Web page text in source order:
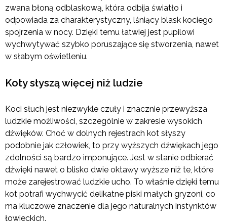
zwana błoną odblaskową, która odbija światło i
odpowiada za charakterystyczny, lśniący blask kociego
spojrzenia w nocy. Dzięki temu łatwiej jest pupilowi
wychwytywać szybko poruszające się stworzenia, nawet
w słabym oświetleniu.
Koty słyszą więcej niż ludzie
Koci słuch jest niezwykle czuły i znacznie przewyższa
ludzkie możliwości, szczególnie w zakresie wysokich
dźwięków. Choć w dolnych rejestrach kot słyszy
podobnie jak człowiek, to przy wyższych dźwiękach jego
zdolności są bardzo imponujące. Jest w stanie odbierać
dźwięki nawet o blisko dwie oktawy wyższe niż te, które
może zarejestrować ludzkie ucho. To właśnie dzięki temu
kot potrafi wychwycić delikatne piski małych gryzoni, co
ma kluczowe znaczenie dla jego naturalnych instynktów
łowieckich.